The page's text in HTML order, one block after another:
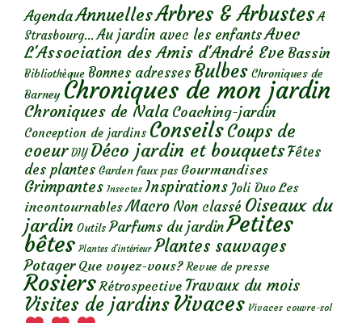
AgendaAnnuellesArbres & Arbustes A
Strasbourg... Au jardin avec les enfantsAvec
L'Association des Amis d'André Eve Bassin
Bibliothèque Bonnes adresses Bulbes Chroniques de
Barney Chroniques de mon jardin
Chroniques de Nala Coaching-jardin
Conception de jardins ConseilsCoups de
coeur DIY Déco jardin et bouquetsFêtes
des plantes Garden faux pas Gourmandises
Grimpantes Insectes Inspirations Joli Duo Les
incontournables Macro Non classé Oiseaux du
jardin Outils Parfums du jardinPetites
bêtes Plantes d’intérieur Plantes sauvages
Potager Que voyez-vous? Revue de presse
Rosiers Rétrospective Travaux du mois
Visites de jardins Vivaces Vivaces couvre-sol